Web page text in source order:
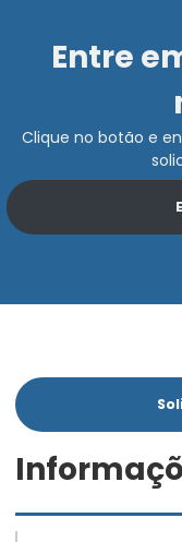
Entre
Clique no botão e